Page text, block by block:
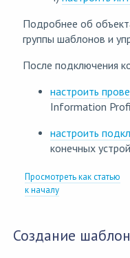
Подробнее об
группы шаблонов и
После подключения
настроить
Information
настроить
конечных
Просмотреть как статью
к началу
Создание